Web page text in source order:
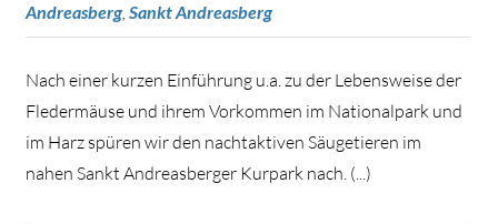
Andreasberg, Sankt Andreasberg
Nach einer kurzen Einführung u.a. zu der Lebensweise der
Fledermäuse und ihrem Vorkommen im Nationalpark und
im Harz spüren wir den nachtaktiven Säugetieren im
nahen Sankt Andreasberger Kurpark nach. (...)